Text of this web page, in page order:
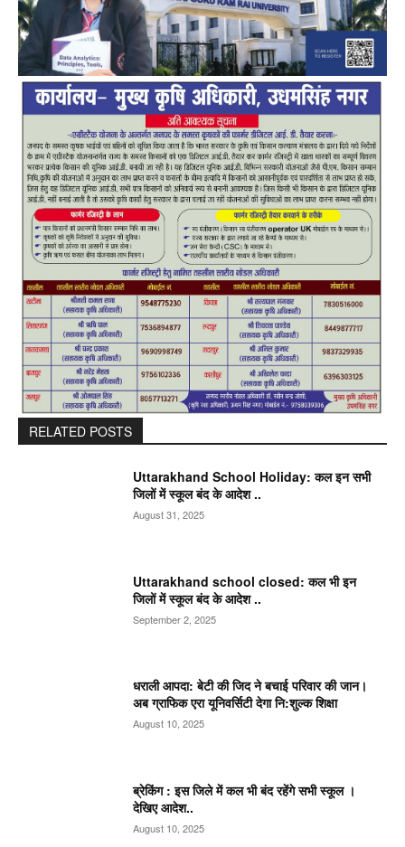
RELATED POSTS
Uttarakhand School Holiday: कल इन सभी
जिलों में स्कूल बंद के आदेश ..
August 31, 2025
Uttarakhand school closed: कल भी इन
जिलों में स्कूल बंद के आदेश ..
September 2, 2025
धराली आपदा: बेटी की जिद ने बचाई परिवार की जान।
अब ग्राफिक एरा यूनिवर्सिटी देगा नि:शुल्क शिक्षा
August 10, 2025
ब्रेकिंग : इस जिले में कल भी बंद रहेंगे सभी स्कूल ।
देखिए आदेश..
August 10, 2025